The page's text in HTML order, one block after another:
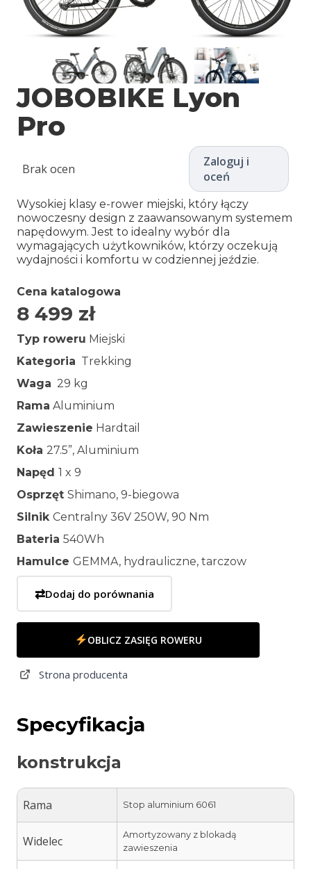
JOBOBIKE Lyon
Pro
Brak ocen
Zaloguj i
oceń
Wysokiej klasy e-rower miejski, który łączy
nowoczesny design z zaawansowanym systemem
napędowym. Jest to idealny wybór dla
wymagających użytkowników, którzy oczekują
wydajności i komfortu w codziennej jeździe.
Cena katalogowa
8 499 zł
Typ roweru Miejski
Kategoria Trekking
Waga 29 kg
Rama Aluminium
Zawieszenie Hardtail
Koła 27.5”, Aluminium
Napęd 1 x 9
Osprzęt Shimano, 9-biegowa
Silnik Centralny 36V 250W, 90 Nm
Bateria 540Wh
Hamulce GEMMA, hydrauliczne, tarczow
⇄Dodaj do porównania
OBLICZ ZASIĘG ROWERU
Strona producenta
Specyfikacja
konstrukcja
Rama Stop aluminium 6061
Widelec
Amortyzowany z blokadą
zawieszenia